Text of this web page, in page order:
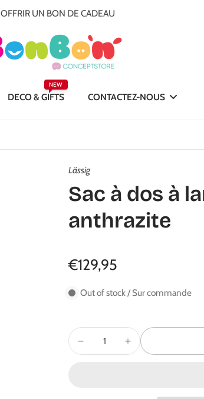
OFFRIR UN BON DE CADEAU
DECO & GIFTS
NEW
CONTACTEZ-NOUS
Lässig
Sac à dos à
anthrazite
€129,95
Out of stock / Sur commande